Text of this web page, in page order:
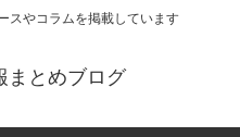
スやコラムを掲載しています
まとめブログ